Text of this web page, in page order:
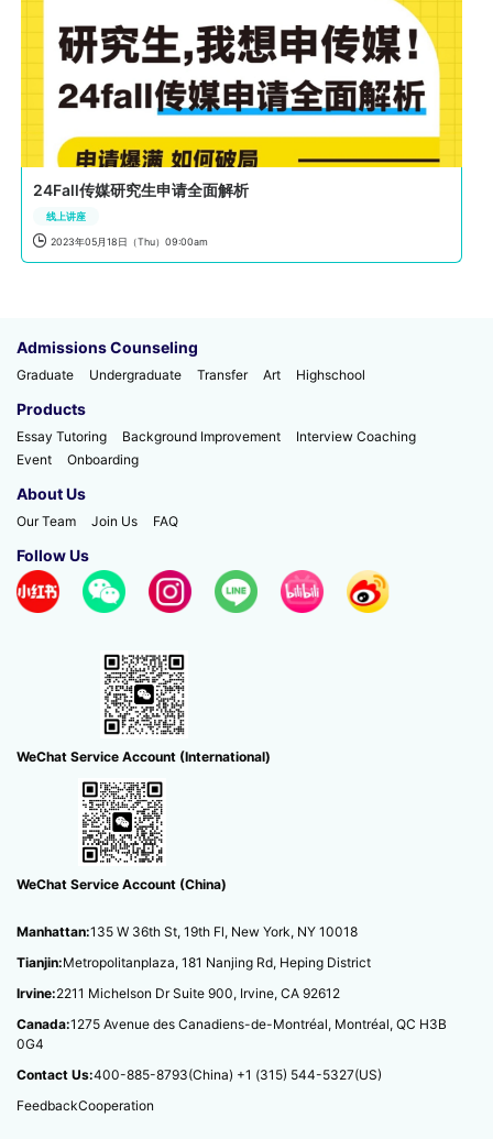
24Fall传媒研究生申请全面解析
线上讲座
 2023年05月18日（Thu）09:00am
Admissions Counseling
Graduate Undergraduate Transfer Art Highschool
Products
Essay Tutoring Background Improvement
Interview Coaching
Event
Onboarding
About Us
Our Team Join Us FAQ
Follow Us
WeChat Service Account (International)
WeChat Service Account (China)
Manhattan:135 W 36th St, 19th Fl, New York, NY 10018
Tianjin:Metropolitanplaza, 181 Nanjing Rd, Heping District
Irvine:2211 Michelson Dr Suite 900, Irvine, CA 92612
Canada:1275 Avenue des Canadiens-de-Montréal, Montréal, QC H3B
0G4
Contact Us:400-885-8793(China) ‭+1 (315) 544-5327(US)
FeedbackCooperation